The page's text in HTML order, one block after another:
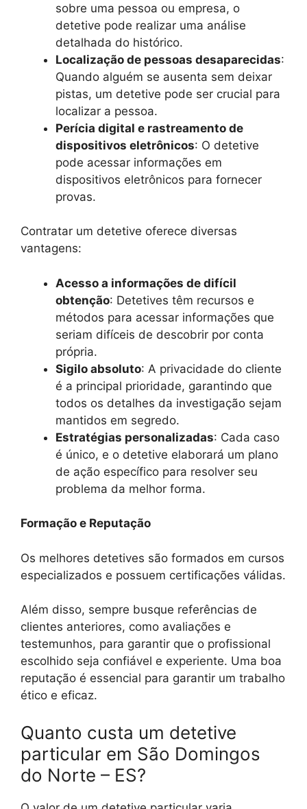
sobre uma pessoa ou empresa, o
detetive pode realizar uma análise
detalhada do histórico.
Localização de pessoas desaparecidas:
Quando alguém se ausenta sem deixar
pistas, um detetive pode ser crucial para
localizar a pessoa.
Perícia digital e rastreamento de
dispositivos eletrônicos: O detetive
pode acessar informações em
dispositivos eletrônicos para fornecer
provas.
Contratar um detetive oferece diversas
vantagens:
Acesso a informações de difícil
obtenção: Detetives têm recursos e
métodos para acessar informações que
seriam difíceis de descobrir por conta
própria.
Sigilo absoluto: A privacidade do cliente
é a principal prioridade, garantindo que
todos os detalhes da investigação sejam
mantidos em segredo.
Estratégias personalizadas: Cada caso
é único, e o detetive elaborará um plano
de ação específico para resolver seu
problema da melhor forma.
Formação e Reputação
Os melhores detetives são formados em cursos
especializados e possuem certificações válidas.
Além disso, sempre busque referências de
clientes anteriores, como avaliações e
testemunhos, para garantir que o profissional
escolhido seja confiável e experiente. Uma boa
reputação é essencial para garantir um trabalho
ético e eficaz.
Quanto custa um detetive
particular em São Domingos
do Norte – ES?